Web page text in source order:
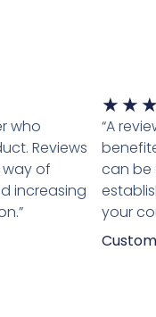
who
Reviews
of
increasing
★ ★ ★
“A
can be
your